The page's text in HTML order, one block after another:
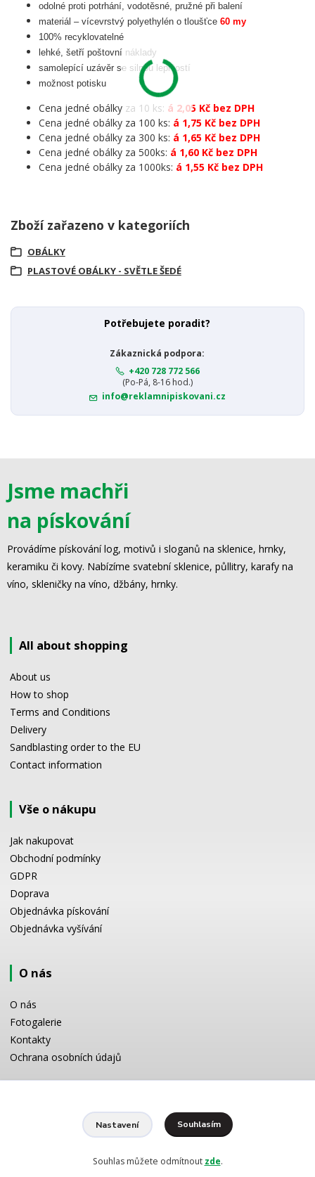
odolné proti potrhání, vodotěsné, pružné při balení
materiál – vícevrstvý polyethylén o tloušťce 60 my
100% recyklovatelné
lehké, šetří poštovní náklady
samolepící uzávěr se silnou lepivostí
možnost potisku
Cena jedné obálky za 10 ks: á 2,05 Kč bez DPH
Cena jedné obálky za 100 ks: á 1,75 Kč bez DPH
Cena jedné obálky za 300 ks: á 1,65 Kč bez DPH
Cena jedné obálky za 500ks: á 1,60 Kč bez DPH
Cena jedné obálky za 1000ks: á 1,55 Kč bez DPH
Zboží zařazeno v kategoriích
OBÁLKY
PLASTOVÉ OBÁLKY - SVĚTLE ŠEDÉ
Potřebujete poradit?
Zákaznická podpora:
+420 728 772 566
(Po-Pá, 8-16 hod.)
info@reklamnipiskovani.cz
Jsme machři
na pískování
Provádíme pískování log, motivů i sloganů na sklenice, hrnky,
keramiku či kovy. Nabízíme svatební sklenice, půllitry, karafy na
víno, skleničky na víno, džbány, hrnky.
All about shopping
About us
How to shop
Terms and Conditions
Delivery
Sandblasting order to the EU
Contact information
Vše o nákupu
Jak nakupovat
Obchodní podmínky
GDPR
Doprava
Objednávka pískování
Objednávka vyšívání
O nás
O nás
Fotogalerie
Kontakty
Ochrana osobních údajů
Potřebujete poradit s výběrem? Neváhejte se zeptat:
+420 728 772 566
info@reklamnipiskovani.cz
Nastavení Souhlasím
Souhlas můžete odmítnout zde.